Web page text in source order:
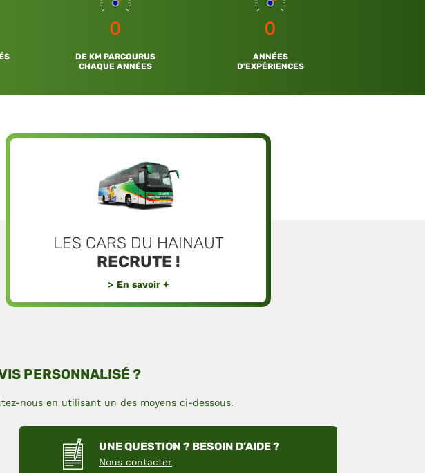
0
DE KM PARCOURUS
CHAQUE ANNÉES
0
ANNÉES
D’EXPÉRIENCES
LES CARS DU HAINAUT
RECRUTE !
En savoir +
PERSONNALISÉ ?
nous en utilisant un des moyens ci-dessous.
UNE QUESTION ? BESOIN D’AIDE ?
Nous contacter